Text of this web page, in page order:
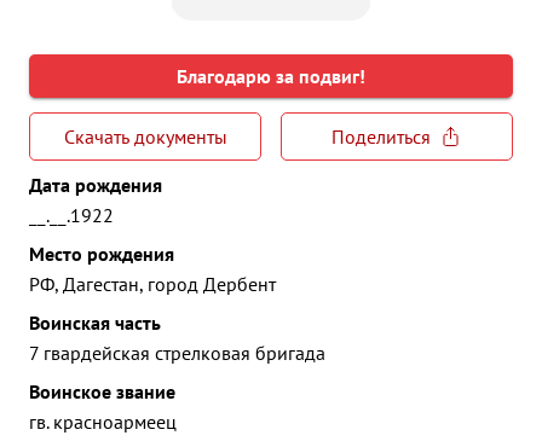
Благодарю за подвиг!
Скачать документы
Поделиться
Дата рождения
__.__.1922
Место рождения
РФ, Дагестан, город Дербент
Воинская часть
7 гвардейская стрелковая бригада
Воинское звание
гв. красноармеец